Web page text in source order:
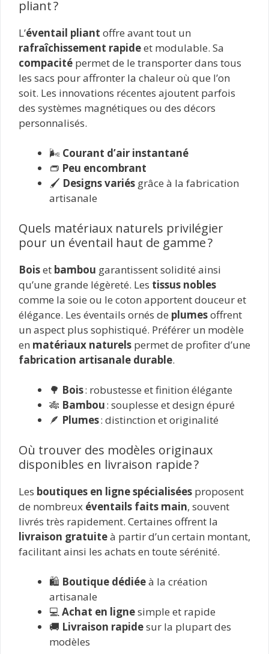
pliant ?
L’éventail pliant offre avant tout un
rafraîchissement rapideet modulable. Sa
compacité permet de le transporter dans tous
les sacs pour affronter la chaleur où que l’on
soit. Les innovations récentes ajoutent parfois
des systèmes magnétiques ou des décors
personnalisés.
🌬️ Courant d’air instantané
👝 Peu encombrant
🖌️ Designs variés grâce à la fabrication
artisanale
Quels matériaux naturels privilégier
pour un éventail haut de gamme ?
Boiset bambou garantissent solidité ainsi
qu’une grande légèreté. Les tissus nobles
comme la soie ou le coton apportent douceur et
élégance. Les éventails ornés de plumesoffrent
un aspect plus sophistiqué. Préférer un modèle
en matériaux naturels permet de profiter d’une
fabrication artisanale durable.
🌳 Bois: robustesse et finition élégante
🎋 Bambou: souplesse et design épuré
🪶 Plumes: distinction et originalité
Où trouver des modèles originaux
disponibles en livraison rapide ?
Les boutiques en ligne spécialisées proposent
de nombreux éventails faits main, souvent
livrés très rapidement. Certaines offrent la
livraison gratuiteà partir d’un certain montant,
facilitant ainsi les achats en toute sérénité.
🛍️ Boutique dédiéeà la création
artisanale
💻Achat en lignesimple et rapide
🚚 Livraison rapidesur la plupart des
modèles